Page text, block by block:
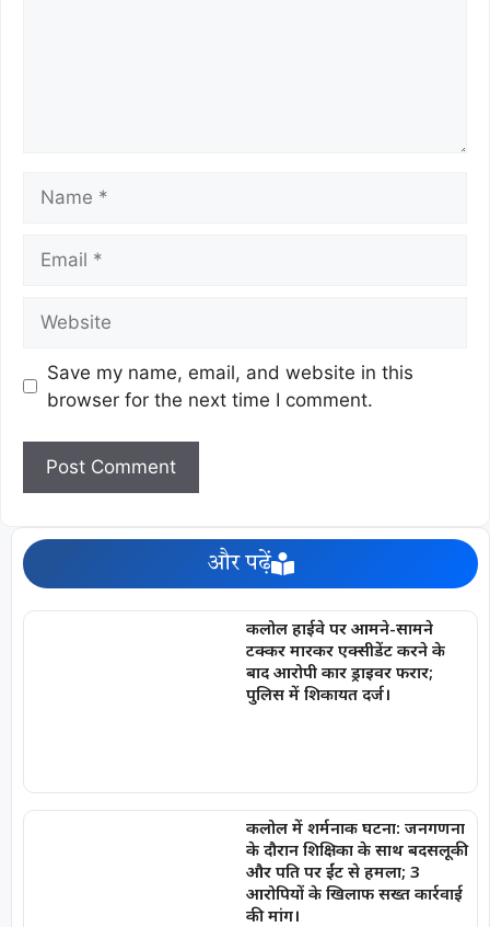
Save my name, email, and website in this
browser for the next time I comment.
और पढ़ें
कलोल हाईवे पर आमने-सामने
टक्कर मारकर एक्सीडेंट करने के
बाद आरोपी कार ड्राइवर फरार;
पुलिस में शिकायत दर्ज।
कलोल में शर्मनाक घटना: जनगणना
के दौरान शिक्षिका के साथ बदसलूकी
और पति पर ईंट से हमला; 3
आरोपियों के खिलाफ सख्त कार्रवाई
की मांग।